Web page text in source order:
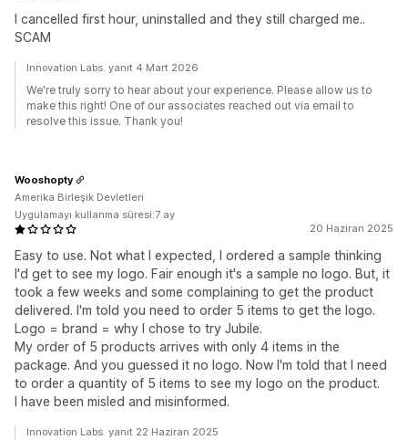
I cancelled first hour, uninstalled and they still charged me..
SCAM
Innovation Labs. yanıt 4 Mart 2026
We're truly sorry to hear about your experience. Please allow us to
make this right! One of our associates reached out via email to
resolve this issue. Thank you!
20 Haziran 2025
Easy to use. Not what I expected, I ordered a sample thinking
I'd get to see my logo. Fair enough it's a sample no logo. But, it
took a few weeks and some complaining to get the product
delivered. I'm told you need to order 5 items to get the logo.
Logo = brand = why I chose to try Jubile.
My order of 5 products arrives with only 4 items in the
package. And you guessed it no logo. Now I'm told that I need
to order a quantity of 5 items to see my logo on the product.
I have been misled and misinformed.
Wooshopty
Amerika Birleşik Devletleri
Uygulamayı kullanma süresi:7 ay
Innovation Labs. yanıt 22 Haziran 2025